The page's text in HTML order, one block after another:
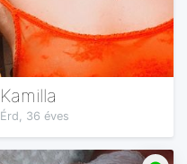
Kamilla
Érd, 36 éves